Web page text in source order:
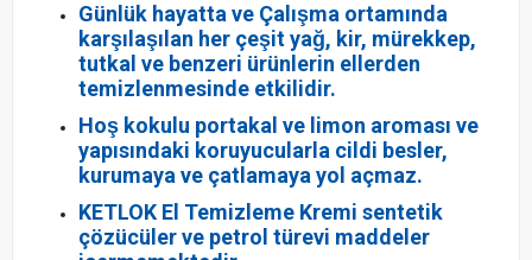
Günlük hayatta ve Çalışma ortamında
karşılaşılan her çeşit yağ, kir, mürekkep,
tutkal ve benzeri ürünlerin ellerden
temizlenmesinde etkilidir.
Hoş kokulu portakal ve limon aroması ve
yapısındaki koruyucularla cildi besler,
kurumaya ve çatlamaya yol açmaz.
KETLOK El Temizleme Kremi sentetik
çözücüler ve petrol türevi maddeler